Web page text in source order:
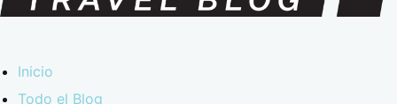
Inicio
Todo el Blog